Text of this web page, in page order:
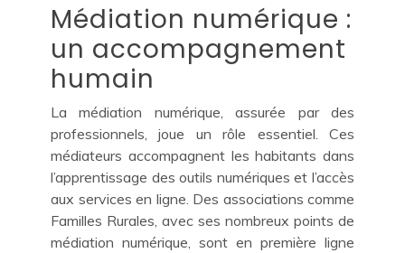
Médiation numérique :
un accompagnement
humain
La médiation numérique, assurée par des
professionnels, joue un rôle essentiel. Ces
médiateurs accompagnent les habitants dans
l’apprentissage des outils numériques et l’accès
aux services en ligne. Des associations comme
Familles Rurales, avec ses nombreux points de
médiation numérique, sont en première ligne